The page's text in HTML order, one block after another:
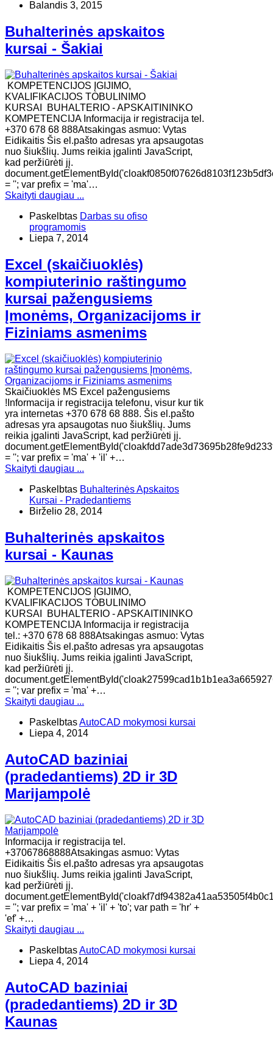
Balandis 3, 2015
Buhalterinės apskaitos
kursai - Šakiai
KOMPETENCIJOS ĮGIJIMO,
KVALIFIKACIJOS TOBULINIMO
KURSAI BUHALTERIO - APSKAITININKO
KOMPETENCIJA Informacija ir registracija tel.
+370 678 68 888Atsakingas asmuo: Vytas
Eidikaitis Šis el.pašto adresas yra apsaugotas
nuo šiukšlių. Jums reikia įgalinti JavaScript,
kad peržiūrėti jį.
= ''; var prefix = 'ma'…
Skaityti daugiau ...
Paskelbtas Darbas su ofiso
programomis
Liepa 7, 2014
Excel (skaičiuoklės)
kompiuterinio raštingumo
kursai pažengusiems
Įmonėms, Organizacijoms ir
Fiziniams asmenims
Skaičiuoklės MS Excel pažengusiems
!Informacija ir registracija telefonu, visur kur tik
yra internetas +370 678 68 888. Šis el.pašto
adresas yra apsaugotas nuo šiukšlių. Jums
reikia įgalinti JavaScript, kad peržiūrėti jį.
= ''; var prefix = 'ma' + 'il' +…
Skaityti daugiau ...
Paskelbtas Buhalterinės Apskaitos
Kursai - Pradedantiems
Birželio 28, 2014
Buhalterinės apskaitos
kursai - Kaunas
KOMPETENCIJOS ĮGIJIMO,
KVALIFIKACIJOS TOBULINIMO
KURSAI BUHALTERIO - APSKAITININKO
KOMPETENCIJA Informacija ir registracija
tel.: +370 678 68 888Atsakingas asmuo: Vytas
Eidikaitis Šis el.pašto adresas yra apsaugotas
nuo šiukšlių. Jums reikia įgalinti JavaScript,
kad peržiūrėti jį.
= ''; var prefix = 'ma' +…
Skaityti daugiau ...
PaskelbtasAutoCAD mokymosi kursai
Liepa 4, 2014
AutoCAD baziniai
(pradedantiems) 2D ir 3D
Marijampolė
Informacija ir registracija tel.
+37067868888Atsakingas asmuo: Vytas
Eidikaitis Šis el.pašto adresas yra apsaugotas
nuo šiukšlių. Jums reikia įgalinti JavaScript,
kad peržiūrėti jį.
= ''; var prefix = 'ma' + 'il' + 'to'; var path = 'hr' +
'ef' +…
Skaityti daugiau ...
PaskelbtasAutoCAD mokymosi kursai
Liepa 4, 2014
AutoCAD baziniai
(pradedantiems) 2D ir 3D
Kaunas